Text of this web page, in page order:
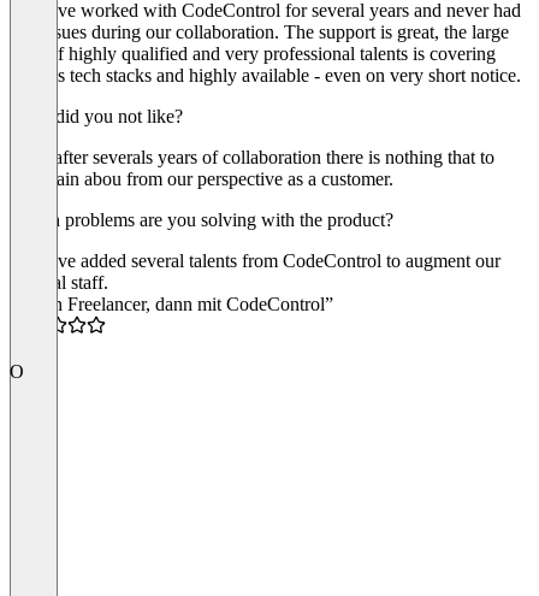
We have worked with CodeControl for several years and never had
any issues during our collaboration. The support is great, the large
pool of highly qualified and very professional talents is covering
various tech stacks and highly available - even on very short notice.
What did you not like?
Even after severals years of collaboration there is nothing that to
complain abou from our perspective as a customer.
Which problems are you solving with the product?
We have added several talents from CodeControl to augment our
internal staff.
“Wenn Freelancer, dann mit CodeControl”
O